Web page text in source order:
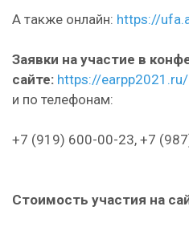
А также онлайн: https://
Заявки на участие в
сайте: https://earpp2021.ru/
и по телефонам:
+7 (919) 600-00-23, +7
Стоимость участия на